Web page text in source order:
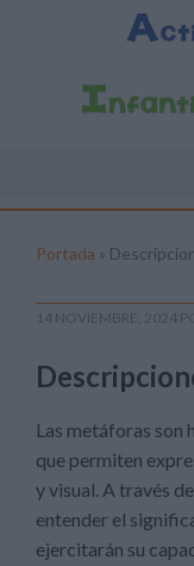
Portada »
14 NOVIEMBRE, 2024
Las metáforas son
que permiten
y visual. A través
entender el
ejercitarán su